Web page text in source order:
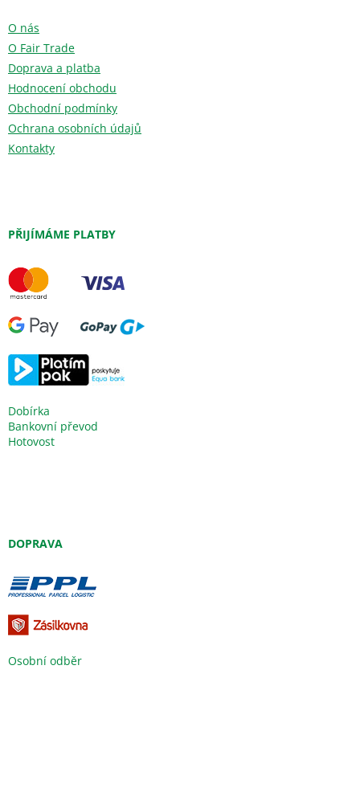
O nás
O Fair Trade
Doprava a platba
Hodnocení obchodu
Obchodní podmínky
Ochrana osobních údajů
Kontakty
PŘIJÍMÁME PLATBY
Dobírka
Bankovní převod
Hotovost
DOPRAVA
Osobní odběr